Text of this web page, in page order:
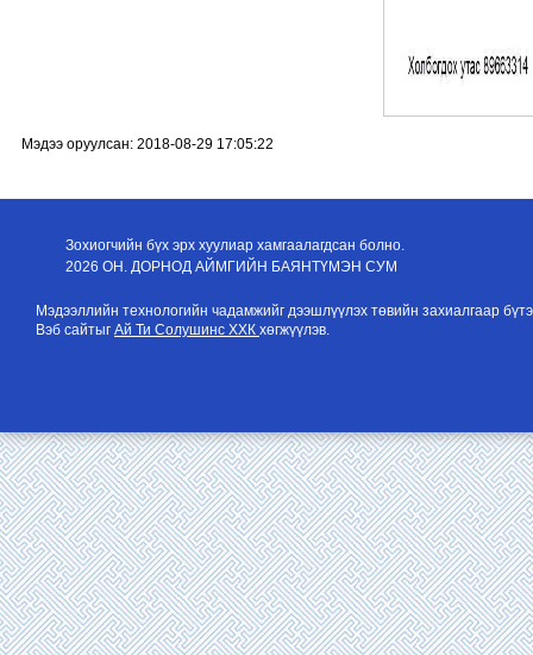
Мэдээ оруулсан: 2018-08-29 17:05:22
Зохиогчийн бүх эрх хуулиар хамгаалагдсан болно.
2026 ОН. ДОРНОД АЙМГИЙН БАЯНТҮМЭН СУМ
Мэдээллийн технологийн чадамжийг дээшлүүлэх төвийн захиалгаар
Вэб сайтыг Ай Ти Солушинс ХХК хөгжүүлэв.